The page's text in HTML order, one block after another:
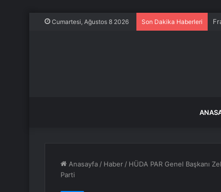
Cumartesi, Ağustos 8 2026 Son Dakika Haberleri
Anasayfa / Haber / HÜDA PAR Genel Başkanı
Parti